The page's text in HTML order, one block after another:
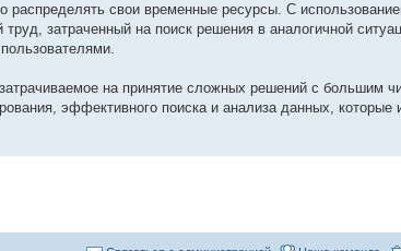
распределять свои временные ресурсы. С
затраченный на поиск решения в аналогичной
на принятие сложных решений с большим
эффективного поиска и анализа данных, которые